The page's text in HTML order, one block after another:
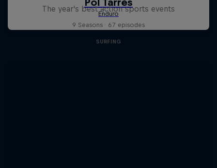
The year's best action sports events
9 Seasons · 67 episodes
SURFING